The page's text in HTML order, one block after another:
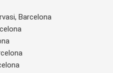
Barcelona